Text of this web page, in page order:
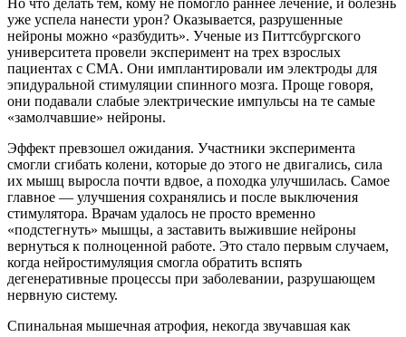
Но что делать тем, кому не помогло раннее лечение, и болезнь
уже успела нанести урон? Оказывается, разрушенные
нейроны можно «разбудить». Ученые из Питтсбургского
университета провели эксперимент на трех взрослых
пациентах с СМА. Они имплантировали им электроды для
эпидуральной стимуляции спинного мозга. Проще говоря,
они подавали слабые электрические импульсы на те самые
«замолчавшие» нейроны.
Эффект превзошел ожидания. Участники эксперимента
смогли сгибать колени, которые до этого не двигались, сила
их мышц выросла почти вдвое, а походка улучшилась. Самое
главное — улучшения сохранялись и после выключения
стимулятора. Врачам удалось не просто временно
«подстегнуть» мышцы, а заставить выжившие нейроны
вернуться к полноценной работе. Это стало первым случаем,
когда нейростимуляция смогла обратить вспять
дегенеративные процессы при заболевании, разрушающем
нервную систему.
Спинальная мышечная атрофия, некогда звучавшая как